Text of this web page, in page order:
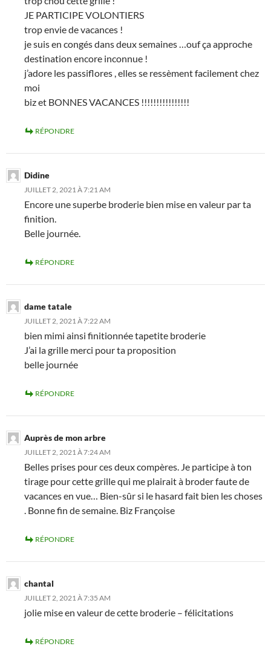
JE PARTICIPE VOLONTIERS
trop envie de vacances !
je suis en congés dans deux semaines …ouf ça approche
destination encore inconnue !
j’adore les passiflores , elles se ressèment facilement chez
moi
biz et BONNES VACANCES !!!!!!!!!!!!!!!!
RÉPONDRE
Didine
JUILLET 2, 2021 À 7:21 AM
Encore une superbe broderie bien mise en valeur par ta
finition.
Belle journée.
RÉPONDRE
dame tatale
JUILLET 2, 2021 À 7:22 AM
bien mimi ainsi finitionnée tapetite broderie
J’ai la grille merci pour ta proposition
belle journée
RÉPONDRE
Auprès de mon arbre
JUILLET 2, 2021 À 7:24 AM
Belles prises pour ces deux compères. Je participe à ton
tirage pour cette grille qui me plairait à broder faute de
vacances en vue… Bien-sûr si le hasard fait bien les choses
. Bonne fin de semaine. Biz Françoise
RÉPONDRE
chantal
JUILLET 2, 2021 À 7:35 AM
jolie mise en valeur de cette broderie – félicitations
RÉPONDRE